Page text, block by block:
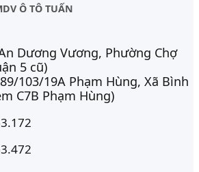
Ô TÔ TUẤN
Dương Vương, Phường Chợ
5 cũ)
89/103/19A Phạm Hùng, Xã Bình
C7B Phạm Hùng)